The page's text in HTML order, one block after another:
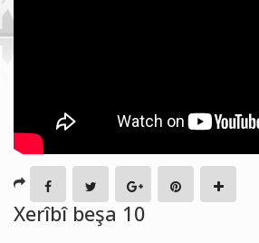
Xerîbî beşa 10